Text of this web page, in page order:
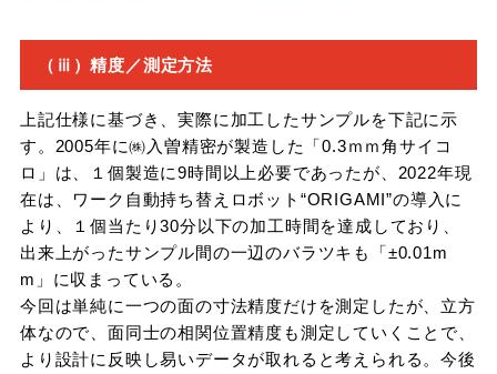
（ⅲ）精度／測定方法
上記仕様に基づき、実際に加工したサンプルを下記に示
す。2005年に㈱入曽精密が製造した「0.3ｍｍ角サイコ
ロ」は、１個製造に9時間以上必要であったが、2022年現
在は、ワーク自動持ち替えロボット“ORIGAMI”の導入に
より、１個当たり30分以下の加工時間を達成しており、
出来上がったサンプル間の一辺のバラツキも「±0.01m
m」に収まっている。
今回は単純に一つの面の寸法精度だけを測定したが、立方
体なので、面同士の相関位置精度も測定していくことで、
より設計に反映し易いデータが取れると考えられる。今後